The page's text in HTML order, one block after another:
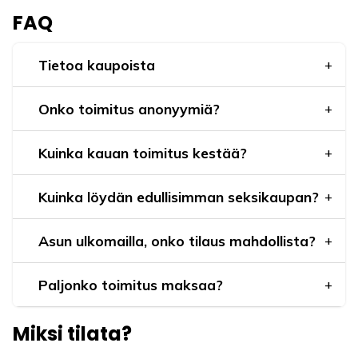
FAQ
Tietoa kaupoista
Onko toimitus anonyymiä?
Kuinka kauan toimitus kestää?
Kuinka löydän edullisimman seksikaupan?
Asun ulkomailla, onko tilaus mahdollista?
Paljonko toimitus maksaa?
Miksi tilata?